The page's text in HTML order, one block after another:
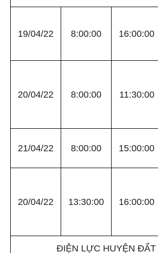
19/04/22 8:00:00 16:00:00
20/04/22 8:00:00 11:30:00
21/04/22 8:00:00 15:00:00
20/04/22 13:30:00 16:00:00
ĐIỆN LỰC HUYỆN